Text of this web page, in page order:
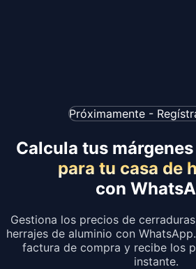
Próximamente -
Calcula tus
para tu casa de
con
Gestiona los precios de
herrajes de aluminio con
factura de compra y recibe los
instante.